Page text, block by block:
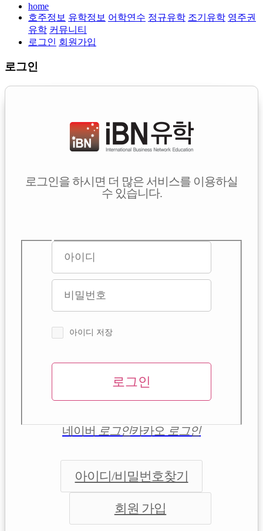
home
호주정보 유학정보 어학연수 정규유학 조기유학 영주권
유학 커뮤니티
로그인 회원가입
로그인
로그인을 하시면 더 많은 서비스를 이용하실
수 있습니다.
아이디 저장
네이버 로그인카카오 로그인
아이디/비밀번호찾기
회원 가입